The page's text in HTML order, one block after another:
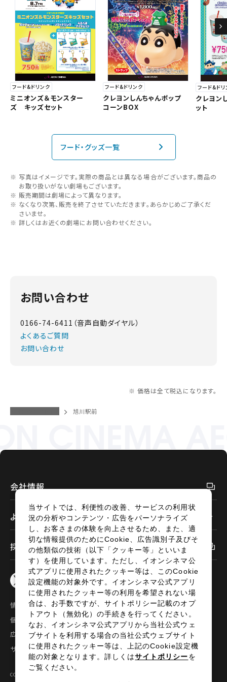
フード&ドリンク
ミニオンズ＆モンスター
ズ キッズセット
フード&ドリンク
クレヨンしんちゃんポップ
コーンBOX
フード&ド
クレヨン
ット
フード・グッズ一覧
写真はイメージです。実際の商品とは異なる場合がございます。商品の
お取り扱いがない劇場もございます。
販売期間は劇場によって異なります。
なくなり次第、販売を終了させていただきます。あらかじめご了承くだ
さいませ。
詳しくはお近くの劇場にお問い合わせください。
お問い合わせ
0166-74-6411（音声自動ダイヤル）
よくあるご質問
お問い合わせ
※ 価格は全て税込になります。
旭川駅前
会社情報
よくあるご質問
採用情報
情報セキュリティ
サイトポリシー
個人情報の取扱い
お問い合わせ
広告掲載
特定商取引法に基づく表示
サイトマップ
COPYRIGHT©2024 AEON ENTERTAINMENT CO.,LTD ALL RIGHTS RESERVED.
当サイトでは、利便性の改善、サービスの利用状
況の分析やコンテンツ・広告をパーソナライズ
し、お客さまの体験を向上させるため、また、適
切な情報提供のためにCookie、広告識別子及びそ
の他類似の技術（以下「クッキー等」といいま
す）を使用しています。ただし、イオンシネマ公
式アプリに使用されたクッキー等は、このCookie
設定機能の対象外です。イオンシネマ公式アプリ
に使用されたクッキー等の利用を希望されない場
合は、お手数ですが、サイトポリシー記載のオプ
トアウト（無効化）の手続きを行ってください。
なお、イオンシネマ公式アプリから当社公式ウェ
ブサイトを利用する場合の当社公式ウェブサイト
に使用されたクッキー等は、上記のCookie設定機
能の対象となります。詳しくはサイトポリシーを
ご覧ください。